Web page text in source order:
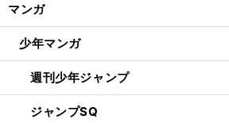
マンガ
少年マンガ
週刊少年ジャンプ
ジャンプSQ